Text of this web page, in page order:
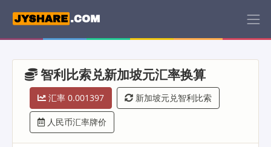
智利比索兑新加坡元汇率换算
汇率 0.001397 新加坡元兑智利比索
人民币汇率牌价